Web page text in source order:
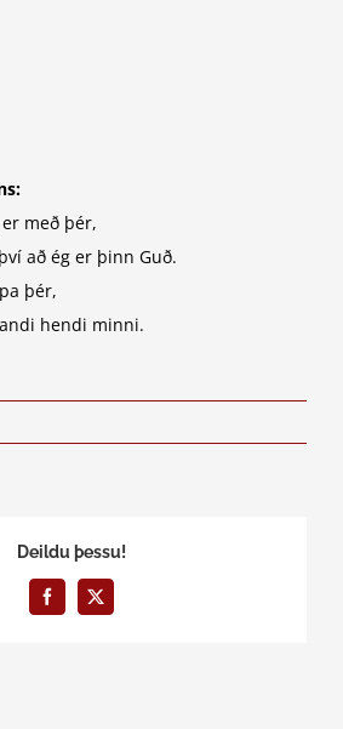
með þér,
að ég er þinn Guð.
þér,
hendi minni.
Deildu þessu!
Facebook
X